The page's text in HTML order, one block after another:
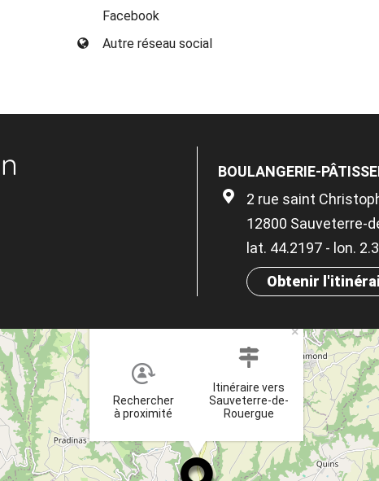
Facebook
Autre réseau social
BOULANGERIE-
2 rue saint
12800 Sauveterre-
lat. 44.2197 - lon.
Obtenir
Rechercher
à proximité
Itinéraire vers
Sauveterre-de-
Rouergue
×